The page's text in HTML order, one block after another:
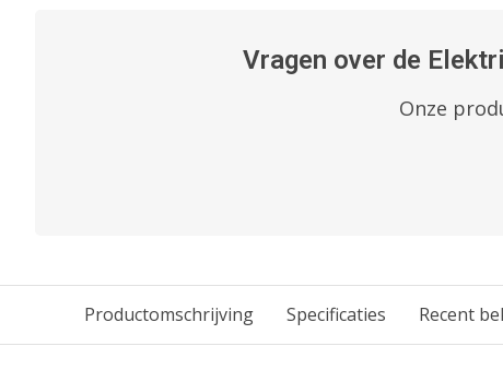
Vragen over de
Onze
Productomschrijving Specificaties Recent